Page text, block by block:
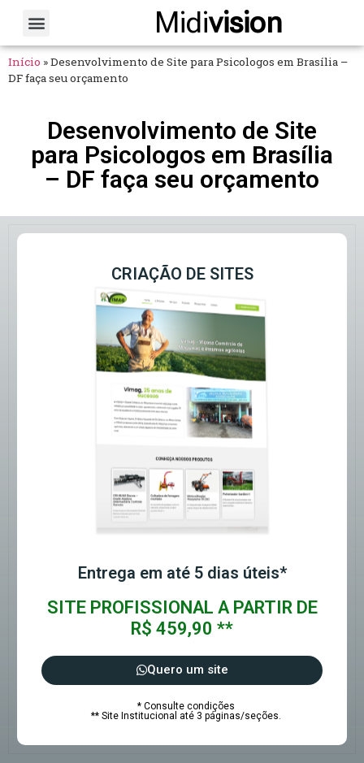
Midivision
Início »Desenvolvimento de Site para Psicologos em Brasília –
DF faça seu orçamento
Desenvolvimento de Site
para Psicologos em Brasília
– DF faça seu orçamento
CRIAÇÃO DE SITES
Entrega em até 5 dias úteis*
SITE PROFISSIONAL A PARTIR DE
R$ 459,90 **
Quero um site
* Consulte condições
** Site Institucional até 3 páginas/seções.